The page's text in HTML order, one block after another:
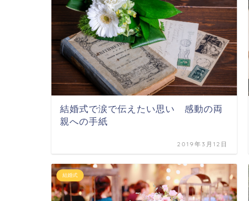
結婚式で涙で伝えたい思い 感動の両
親への手紙
2019年3月12日
結婚式